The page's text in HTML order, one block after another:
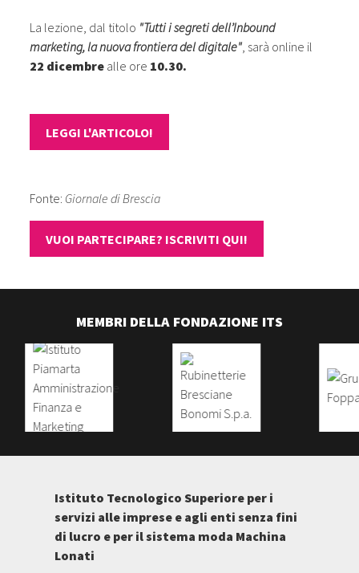
La lezione, dal titolo "Tutti i segreti dell’Inbound
marketing, la nuova frontiera del digitale", sarà online il
22 dicembre alle ore 10.30.
LEGGI L'ARTICOLO!
Fonte: Giornale di Brescia
VUOI PARTECIPARE? ISCRIVITI QUI!
MEMBRI DELLA FONDAZIONE ITS
Istituto Tecnologico Superiore per i
servizi alle imprese e agli enti senza fini
di lucro e per il sistema moda Machina
Lonati